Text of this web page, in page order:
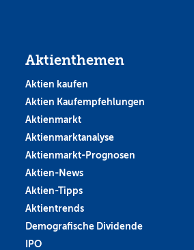
Aktienthemen
Aktien kaufen
Aktien Kaufempfehlungen
Aktienmarkt
Aktienmarktanalyse
Aktienmarkt-Prognosen
Aktien-News
Aktien-Tipps
Aktientrends
Demografische Dividende
IPO